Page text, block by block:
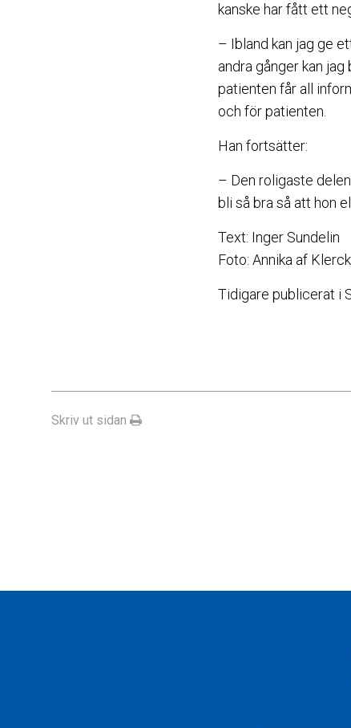
kanske har fått ett
– Ibland kan jag ge
andra gånger kan
patienten får all
och för patienten.
Han fortsätter:
– Den roligaste
bli så bra så att hon
Text: Inger Sundelin
Foto: Annika af
Tidigare publicerat i
Skriv ut sidan